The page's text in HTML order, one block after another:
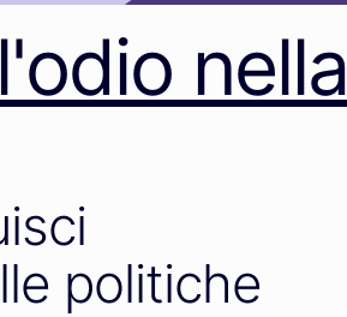
nella
politiche